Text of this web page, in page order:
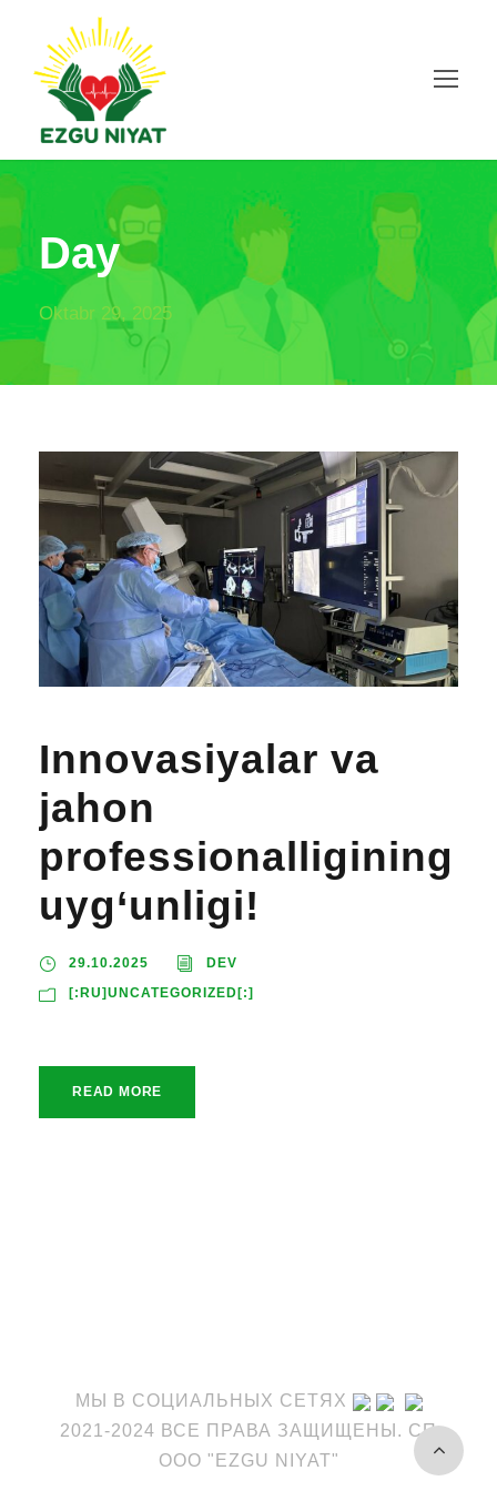
Day
Oktabr 29, 2025
Innovasiyalar va
jahon
professionalligining
uyg‘unligi!
29.10.2025 DEV
[:RU]UNCATEGORIZED[:]
READ MORE
МЫ В СОЦИАЛЬНЫХ СЕТЯХ
2021-2024 ВСЕ ПРАВА ЗАЩИЩЕНЫ. СП
OOO "EZGU NIYAT"